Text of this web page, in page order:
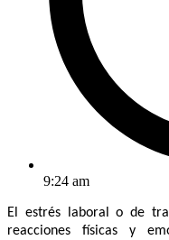
9:24 am
El estrés laboral o de
reacciones físicas y